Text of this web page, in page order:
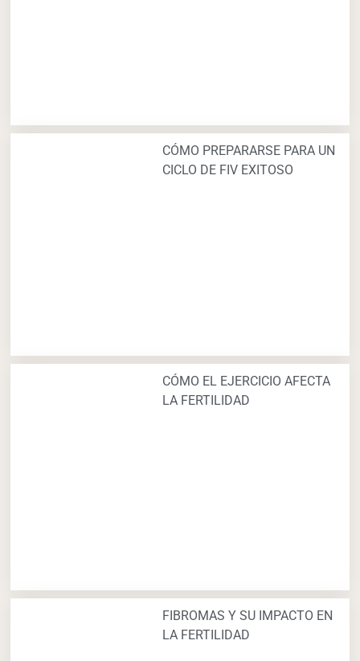
CÓMO PREPARARSE PARA UN
CICLO DE FIV EXITOSO
CÓMO EL EJERCICIO AFECTA
LA FERTILIDAD
FIBROMAS Y SU IMPACTO EN
LA FERTILIDAD